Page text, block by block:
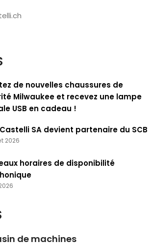
de nouvelles chaussures de
Milwaukee et recevez une lampe
USB en cadeau !
SA devient partenaire du SCB
2026
horaires de disponibilité
de machines